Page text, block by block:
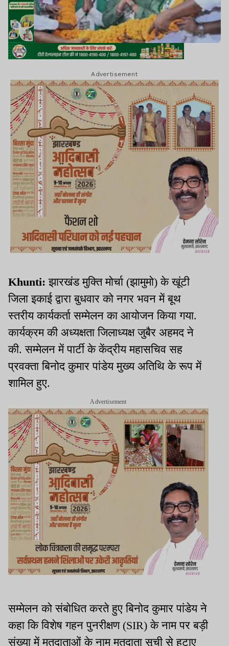
Advertisement
Khunti:झारखंड मुक्ति मोर्चा (झामुमो) के खूंटी
जिला इकाई द्वारा बुधवार को नगर भवन में बूथ
स्तरीय कार्यकर्ता सम्मेलन का आयोजन किया गया.
कार्यक्रम की अध्यक्षता जिलाध्यक्ष जुबैर अहमद ने
की. सम्मेलन में पार्टी के केंद्रीय महासचिव सह
प्रवक्ता बिनोद कुमार पांडेय मुख्य अतिथि के रूप में
शामिल हुए.
Advertisement
सम्मेलन को संबोधित करते हुए बिनोद कुमार पांडेय ने
कहा कि विशेष गहन पुनरीक्षण (SIR) के नाम पर बड़ी
संख्या में मतदाताओं के नाम मतदाता सूची से हटाए